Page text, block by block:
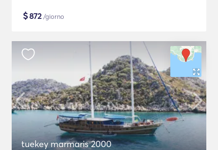
$872/giorno
tuekey marmaris 2000